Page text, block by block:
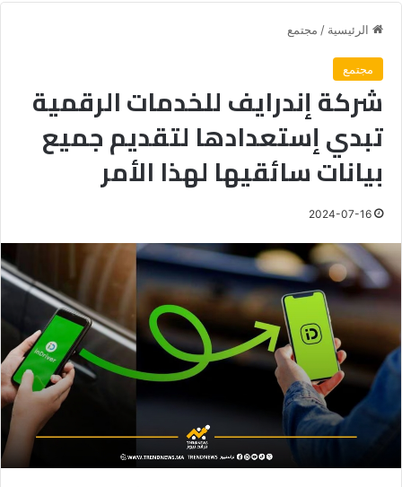
الرئيسية / مجتمع
مجتمع
شركة إندرايف للخدمات الرقمية
تبدي إستعدادها لتقديم جميع
بيانات سائقيها لهذا الأمر
2024-07-16